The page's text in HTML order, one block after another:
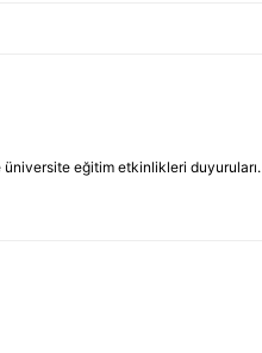
eğitim etkinlikleri duyuruları.